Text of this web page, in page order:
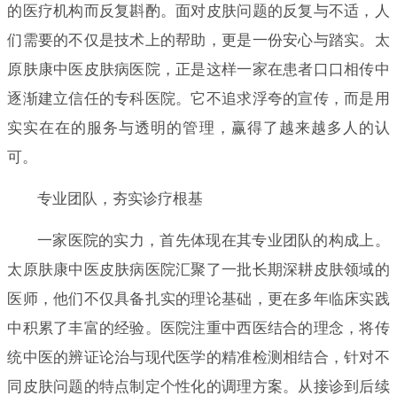
的医疗机构而反复斟酌。面对皮肤问题的反复与不适，人
们需要的不仅是技术上的帮助，更是一份安心与踏实。太
原肤康中医皮肤病医院，正是这样一家在患者口口相传中
逐渐建立信任的专科医院。它不追求浮夸的宣传，而是用
实实在在的服务与透明的管理，赢得了越来越多人的认
可。
专业团队，夯实诊疗根基
一家医院的实力，首先体现在其专业团队的构成上。
太原肤康中医皮肤病医院汇聚了一批长期深耕皮肤领域的
医师，他们不仅具备扎实的理论基础，更在多年临床实践
中积累了丰富的经验。医院注重中西医结合的理念，将传
统中医的辨证论治与现代医学的精准检测相结合，针对不
同皮肤问题的特点制定个性化的调理方案。从接诊到后续